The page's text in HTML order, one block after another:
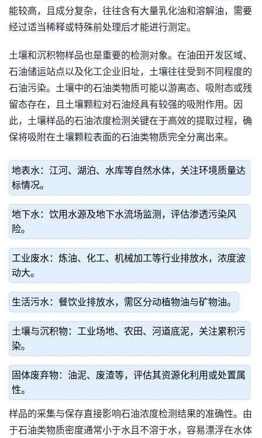
能较高，且成分复杂，往往含有大量乳化油和溶解油，需要
经过适当稀释或特殊前处理后才能进行测定。
土壤和沉积物样品也是重要的检测对象。在油田开发区域、
石油储运站点以及化工企业旧址，土壤往往受到不同程度的
石油污染。土壤中的石油类物质可能以游离态、吸附态或残
留态存在，且土壤颗粒对石油烃具有较强的吸附作用。因
此，土壤样品的石油浓度检测关键在于高效的提取过程，确
保将吸附在土壤颗粒表面的石油类物质完全分离出来。
地表水：江河、湖泊、水库等自然水体，关注环境质量达
标情况。
地下水：饮用水源及地下水流场监测，评估渗透污染风
险。
工业废水：炼油、化工、机械加工等行业排放水，浓度波
动大。
生活污水：餐饮业排放水，需区分动植物油与矿物油。
土壤与沉积物：工业场地、农田、河道底泥，关注累积污
染。
固体废弃物：油泥、废渣等，评估其资源化利用或处置属
性。
样品的采集与保存直接影响石油浓度检测结果的准确性。由
于石油类物质密度通常小于水且不溶于水，容易漂浮在水体